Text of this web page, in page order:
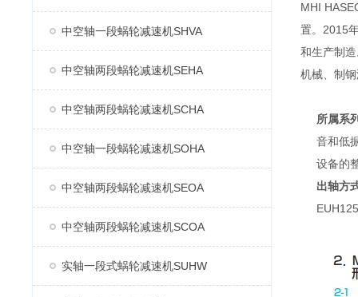
中空轴一段蜗轮减速机SHVA
中空轴两段蜗轮减速机SEHA
中空轴两段蜗轮减速机SCHA
中空轴一段蜗轮减速机SOHA
中空轴两段蜗轮减速机SEOA
中空轴两段蜗轮减速机SCOA
实轴一段式蜗轮减速机SUHW
MHI
置。2015
和生产制
机械、制
所属系
音和低
设备的
出轴方